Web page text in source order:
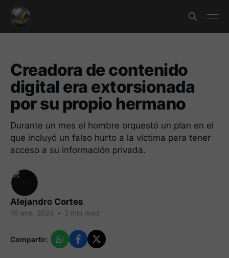
Creadora de contenido
digital era extorsionada
por su propio hermano
Durante un mes el hombre orquestó un plan en el
que incluyó un falso hurto a la víctima para tener
acceso a su información privada.
Alejandro Cortes
10 ene. 2024 • 2 min read
Compartir: